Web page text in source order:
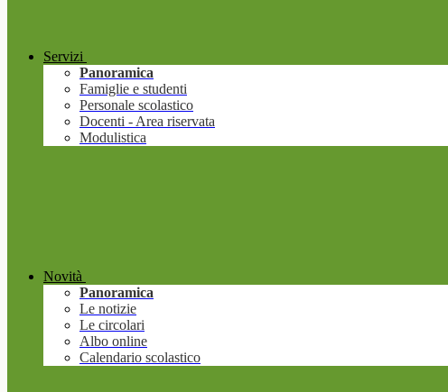
Servizi
Panoramica
Famiglie e studenti
Personale scolastico
Docenti - Area riservata
Modulistica
Novità
Panoramica
Le notizie
Le circolari
Albo online
Calendario scolastico